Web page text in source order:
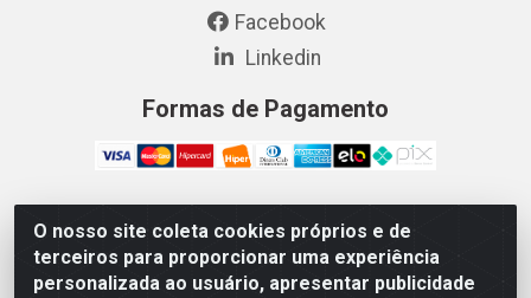
O nosso site coleta cookies próprios e de
terceiros para proporcionar uma experiência
personalizada ao usuário, apresentar publicidade
Facebook
Linkedin
Formas de Pagamento
Vetcom Distribuidora de Rações LTDA - Rua Maximiano
Barreto, 1040 - Barroso, Fortaleza/CE - CEP 60.863-260